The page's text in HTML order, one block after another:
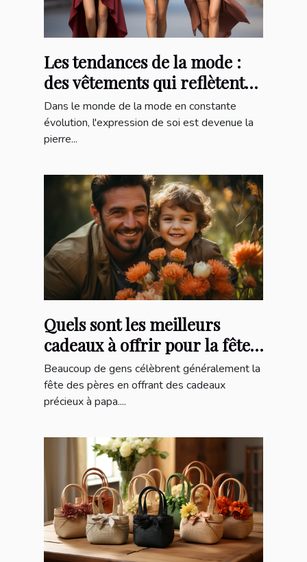
Les tendances de la mode :
des vêtements qui reflètent
votre style unique
Dans le monde de la mode en constante
évolution, l'expression de soi est devenue la
pierre...
Quels sont les meilleurs
cadeaux à offrir pour la fête
des pères ?
Beaucoup de gens célèbrent généralement la
fête des pères en offrant des cadeaux
précieux à papa....